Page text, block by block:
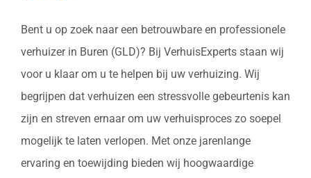
Bent u op zoek naar een betrouwbare en professionele
verhuizer in Buren (GLD)? Bij VerhuisExperts staan wij
voor u klaar om u te helpen bij uw verhuizing. Wij
begrijpen dat verhuizen een stressvolle gebeurtenis kan
zijn en streven ernaar om uw verhuisproces zo soepel
mogelijk te laten verlopen. Met onze jarenlange
ervaring en toewijding bieden wij hoogwaardige